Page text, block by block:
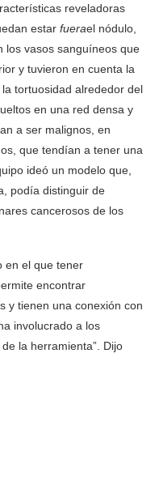
reveladoras
estar fuerael nódulo,
los vasos sanguíneos que
y tuvieron en cuenta la
tortuosidad alrededor del
en una red densa y
a ser malignos, en
que tendían a tener una
ideó un modelo que,
podía distinguir de
cancerosos de los
en el que tener
encontrar
y tienen una conexión con
involucrado a los
la herramienta”. Dijo